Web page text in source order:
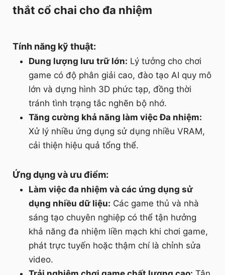
thắt cổ chai cho đa nhiệm
Tính năng kỹ thuật:
Dung lượng lưu trữ lớn: Lý tưởng cho chơi
game có độ phân giải cao, đào tạo AI quy mô
lớn và dựng hình 3D phức tạp, đồng thời
tránh tình trạng tắc nghẽn bộ nhớ.
Tăng cường khả năng làm việc Đa nhiệm:
Xử lý nhiều ứng dụng sử dụng nhiều VRAM,
cải thiện hiệu quả tổng thể.
Ứng dụng và ưu điểm:
Làm việc đa nhiệm và các ứng dụng sử
dụng nhiều dữ liệu: Các game thủ và nhà
sáng tạo chuyên nghiệp có thể tận hưởng
khả năng đa nhiệm liền mạch khi chơi game,
phát trực tuyến hoặc thậm chí là chỉnh sửa
video.